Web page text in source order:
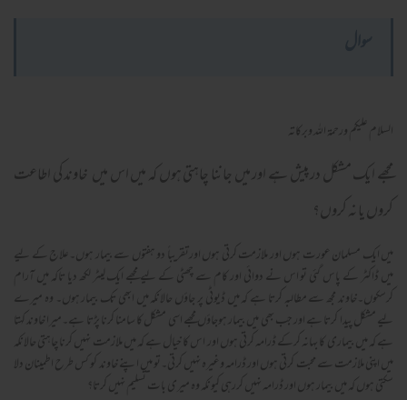
السلام عليكم ورحمة الله وبركاته
مجھے ایک مشکل درپیش ہے اور میں جاننا چاہتی ہوں کہ میں اس میں خاوند کی اطاعت
کروں یا نہ کروں؟
میں ایک مسلمان عورت ہوں اور ملازمت کرتی ہوں اورتقریباً دو ہفتوں سے بیمار ہوں۔علاج کے لیے
میں ڈاکٹر کے پاس گئی تو اس نے دوائی اور کام سے چھٹی کے لیے مجھے ایک لیٹر لکھ دیا تاکہ میں آرام
کرسکوں۔خاوند مجھ سے مطالبہ کرتا ہے کہ میں ڈیوٹی پر جاؤں حالانکہ میں ابھی تک بیمار ہوں۔ وہ میرے
لیے مشکل پیدا کرتا ہے اور جب بھی میں بیمار ہوجاؤں مجھے اسی مشکل کا سامنا کرنا پڑتا ہے۔میرا خاوند کہتا
ہے کہ میں بیماری کا بہانہ کرکے ڈرامہ کرتی ہوں اور اس کا خیال ہے کہ میں ملازمت نہیں کرنا چاہتی حالانکہ
میں اپنی ملازمت سے محبت کرتی ہوں اور ڈرامہ وغیرہ نہیں کرتی۔تو میں اپنے خاوند کو کس طرح اطمینان دلا
سکتی ہوں کہ میں بیمار ہوں اور ڈرامہ نہیں کررہی کیونکہ وہ میری بات تسلیم نہیں کرتا؟